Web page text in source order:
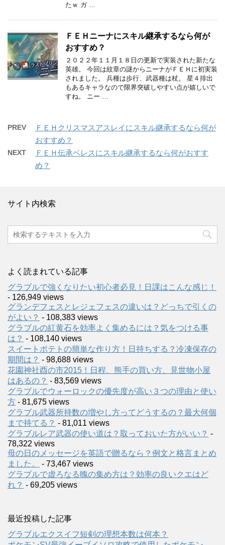
たｗ ガ …
ＦＥＨニーナにスキル継承するなら何が
おすすめ？
２０２２年１１月１８日の更新で実装された新たな
英雄。 今回は紋章の謎からニーナがＦＥＨに初実装
されました。 兵種は歩行、武器種は杖。 星４排出
もあるキャラなので限界突破しやすい点が嬉しいで
すね。 ニー …
PREV
ＦＥＨクリスマスアスレイにスキル継承するなら何が
おすすめ？
NEXT
ＦＥＨ伝承ベレスにスキル継承するなら何がおすす
め？
サイト内検索
よく読まれている記事
グラブルで強くなりたい初心者必見！日課はこんな感じ！
- 126,949 views
グランデフェスとレジェフェスの違いは？どっちで引くの
がよい？ - 108,383 views
グラブルの紅黄石を効率よく集めるには？気をつける事
は？ - 108,140 views
スイートポテトの簡単な作り方！日持ちする？冷凍保存の
期間は？ - 98,688 views
花園神社酉の市2015！日程、熊手の買い方、見世物小屋
はあるの？ - 83,569 views
グラブルでウォーロックの優先度が高い３つの理由と使い
方 - 81,675 views
グラブル武器所持数の増やし方ってどうするの？最大何個
まで持てる？ - 81,011 views
グラブルレア武器の使い道は？取っておいた方がいい？ -
78,322 views
母の日のメッセージを英語で贈るなら？例文と格言まとめ
ました。
- 73,467 views
グラブルで虚ろなる魄の集め方は？効率の良いクエはど
れ？ - 69,205 views
最近投稿した記事
グラブルエクスイフ短剣の理想本数は何本？